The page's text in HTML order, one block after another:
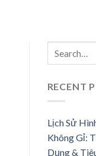
RECENT
Lịch Sử
Không Gỉ:
Dụng &